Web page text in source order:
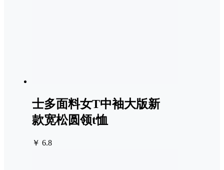
士多面料女T中袖大版新
款宽松圆领t恤
￥ 6.8